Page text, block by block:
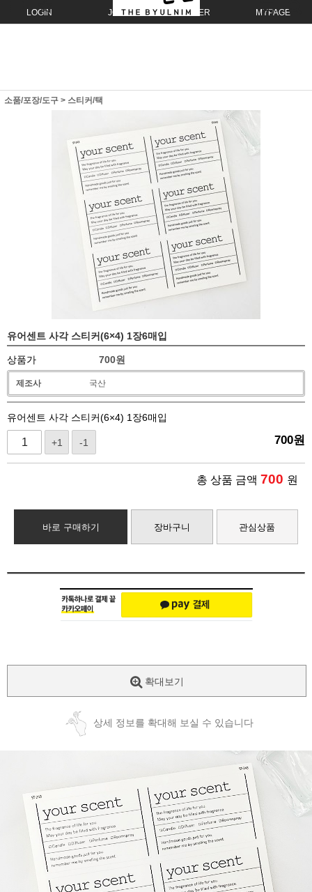
LOGIN JOIN ORDER MYPAGE
소품/포장/도구 > 스티커/택
유어센트 사각 스티커(6×4) 1장6매입
상품가 700원
제조사 국산
유어센트 사각 스티커(6×4) 1장6매입
+1 -1 700원
총 상품 금액 700 원
바로 구매하기 장바구니 관심상품
확대보기
상세 정보를 확대해 보실 수 있습니다